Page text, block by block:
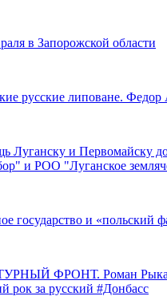
в Запорожской области
русские липоване. Федор
Луганску и Первомайску
и РОО "Луганское
государство и «польский
ФРОНТ. Роман
рок за русский #Донбасс